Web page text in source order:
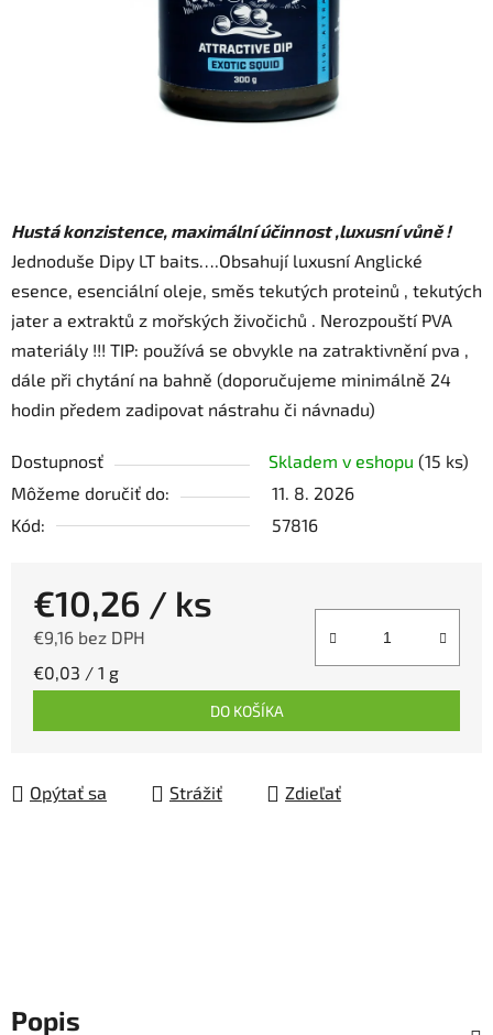
Hustá konzistence, maximální účinnost ,luxusní vůně !
Jednoduše Dipy LT baits….Obsahují luxusní Anglické
esence, esenciální oleje, směs tekutých proteinů , tekutých
jater a extraktů z mořských živočichů . Nerozpouští PVA
materiály !!! TIP: používá se obvykle na zatraktivnění pva ,
dále při chytání na bahně (doporučujeme minimálně 24
hodin předem zadipovat nástrahu či návnadu)
Dostupnosť Skladem v eshopu (15 ks)
Môžeme doručiť do:
11. 8. 2026
Kód:
57816
€10,26 / ks
€9,16 bez DPH
Jednotková cena:
€0,03 / 1 g
DO KOŠÍKA
Opýtať sa Strážiť Zdieľať
Popis